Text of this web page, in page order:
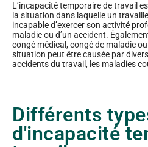
L’incapacité temporaire de travail
la situation dans laquelle un
incapable d’exercer son activité
maladie ou d’un accident.
congé médical, congé de maladie
situation peut être causée par
accidents du travail, les maladies
Différents
d'incapacité